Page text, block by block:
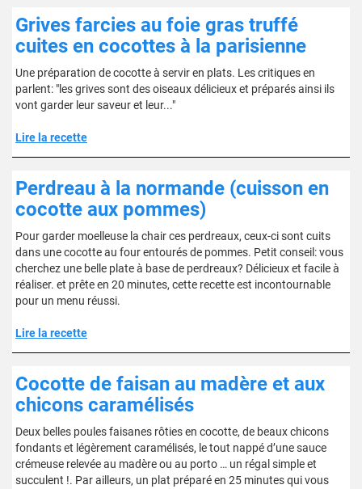
Grives farcies au foie gras truffé
cuites en cocottes à la parisienne
Une préparation de cocotte à servir en plats. Les critiques en
parlent: "les grives sont des oiseaux délicieux et préparés ainsi ils
vont garder leur saveur et leur..."
Lire la recette
Perdreau à la normande (cuisson en
cocotte aux pommes)
Pour garder moelleuse la chair ces perdreaux, ceux-ci sont cuits
dans une cocotte au four entourés de pommes. Petit conseil: vous
cherchez une belle plate à base de perdreaux? Délicieux et facile à
réaliser. et prête en 20 minutes, cette recette est incontournable
pour un menu réussi.
Lire la recette
Cocotte de faisan au madère et aux
chicons caramélisés
Deux belles poules faisanes rôties en cocotte, de beaux chicons
fondants et légèrement caramélisés, le tout nappé d’une sauce
crémeuse relevée au madère ou au porto … un régal simple et
succulent !. Par ailleurs, un plat préparé en 25 minutes qui vous